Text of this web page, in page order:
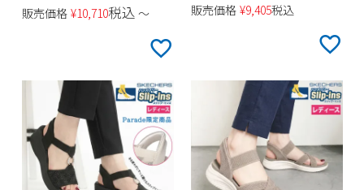
販売価格 ¥10,710税込 〜 販売価格 ¥9,405税込